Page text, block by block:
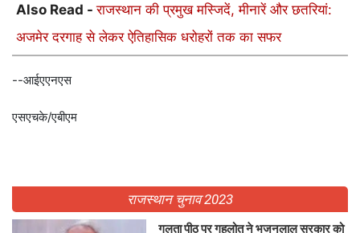
Also Read -राजस्थान की प्रमुख मस्जिदें, मीनारें और छतरियां:
अजमेर दरगाह से लेकर ऐतिहासिक धरोहरों तक का सफर
--आईएएनएस
एसएचके/एबीएम
राजस्थान चुनाव 2023
गलता पीठ पर गहलोत ने भजनलाल सरकार को